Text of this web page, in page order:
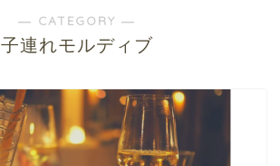
― CATEGORY ―
子連れモルディブ